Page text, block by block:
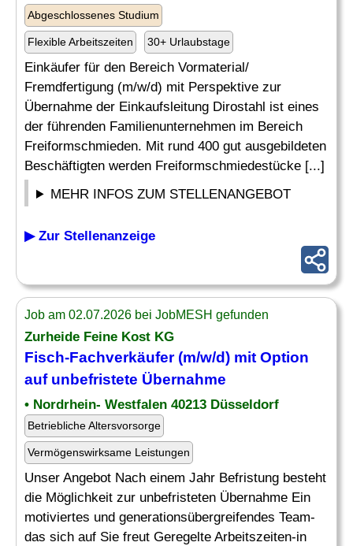
Abgeschlossenes Studium
Flexible Arbeitszeiten 30+ Urlaubstage
Einkäufer für den Bereich Vormaterial/
Fremdfertigung (m/w/d) mit Perspektive zur
Übernahme der Einkaufsleitung Dirostahl ist eines
der führenden Familienunternehmen im Bereich
Freiformschmieden. Mit rund 400 gut ausgebildeten
Beschäftigten werden Freiformschmiedestücke [...]
MEHR INFOS ZUM STELLENANGEBOT
▶ Zur Stellenanzeige
Job am 02.07.2026 bei JobMESH gefunden
Zurheide Feine Kost KG
Fisch-Fachverkäufer (m/w/d) mit Option
auf unbefristete Übernahme
• Nordrhein- Westfalen 40213 Düsseldorf
Betriebliche Altersvorsorge
Vermögenswirksame Leistungen
Unser Angebot Nach einem Jahr Befristung besteht
die Möglichkeit zur unbefristeten Übernahme Ein
motiviertes und generationsübergreifendes Team-
das sich auf Sie freut Geregelte Arbeitszeiten-in